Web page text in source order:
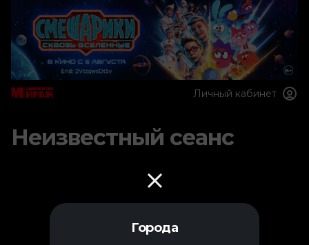
Города
Личный кабинет
Неизвестный сеанс